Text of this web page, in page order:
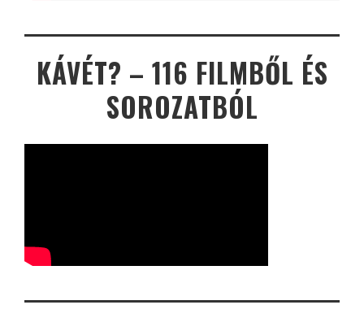
KÁVÉT? – 116 FILMBŐL ÉS
SOROZATBÓL